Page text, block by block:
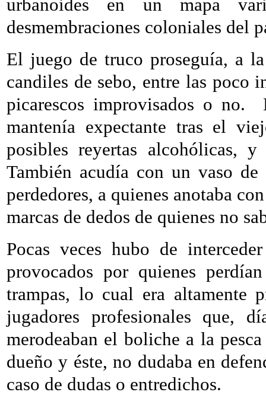
urbanoides en un mapa
desmembraciones coloniales del
El juego de truco proseguía, a
candiles de sebo, entre las poco
picarescos improvisados o no.
mantenía expectante tras el
posibles reyertas alcohólicas,
También acudía con un vaso
perdedores, a quienes anotaba
marcas de dedos de quienes no
Pocas veces hubo de
provocados por quienes
trampas, lo cual era altamente
jugadores profesionales
merodeaban el boliche a la
dueño y éste, no dudaba en
caso de dudas o entredichos.